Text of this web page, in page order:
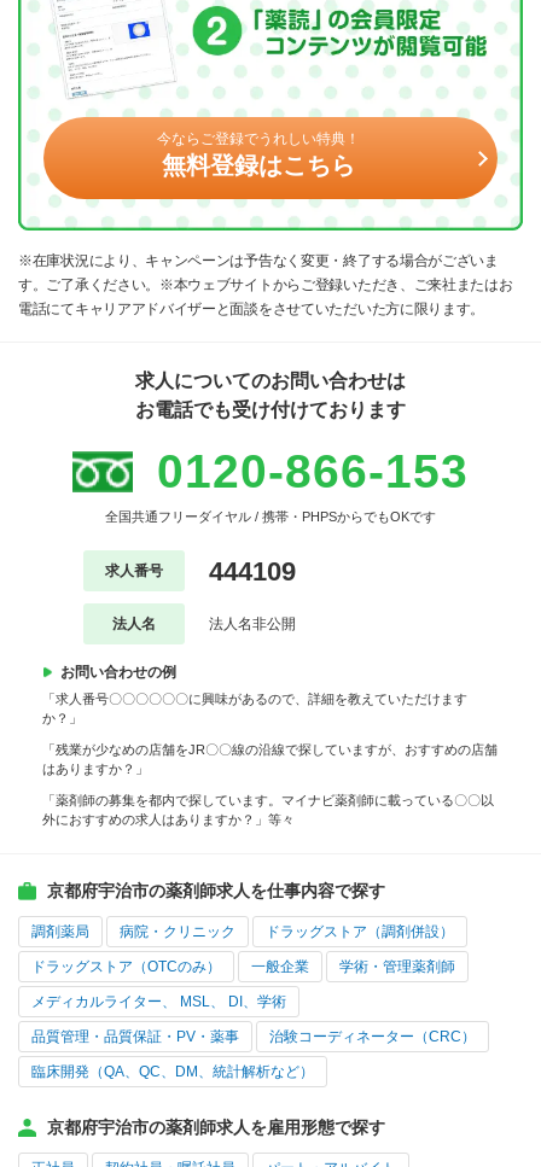
今ならご登録でうれしい特典！
無料登録はこちら
※在庫状況により、キャンペーンは予告なく変更・終了する場合がございま
す。ご了承ください。※本ウェブサイトからご登録いただき、ご来社またはお
電話にてキャリアアドバイザーと面談をさせていただいた方に限ります。
求人についてのお問い合わせは
お電話でも受け付けております
0120-866-153
全国共通フリーダイヤル / 携帯・PHPSからでもOKです
求人番号 444109
法人名 法人名非公開
お問い合わせの例
「求人番号〇〇〇〇〇〇に興味があるので、詳細を教えていただけます
か？」
「残業が少なめの店舗をJR〇〇線の沿線で探していますが、おすすめの店舗
はありますか？」
「薬剤師の募集を都内で探しています。マイナビ薬剤師に載っている〇〇以
外におすすめの求人はありますか？」等々
京都府宇治市の薬剤師求人を仕事内容で探す
調剤薬局 病院・クリニック ドラッグストア（調剤併設）
ドラッグストア（OTCのみ） 一般企業 学術・管理薬剤師
メディカルライター、 MSL、 DI、学術
品質管理・品質保証・PV・薬事 治験コーディネーター（CRC）
臨床開発（QA、QC、DM、統計解析など）
京都府宇治市の薬剤師求人を雇用形態で探す